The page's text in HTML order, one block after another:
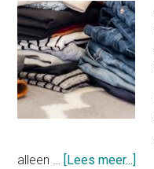
alleen …
[Lees meer...]